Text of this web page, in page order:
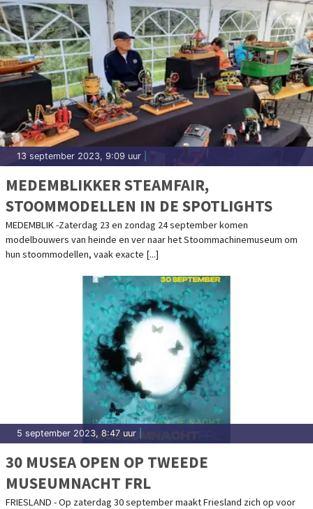
13 september 2023, 9:09 uur
MEDEMBLIKKER STEAMFAIR,
STOOMMODELLEN IN DE SPOTLIGHTS
MEDEMBLIK -Zaterdag 23 en zondag 24 september komen
modelbouwers van heinde en ver naar het Stoommachinemuseum om
hun stoommodellen, vaak exacte [...]
5 september 2023, 8:47 uur
30 MUSEA OPEN OP TWEEDE
MUSEUMNACHT FRL
FRIESLAND - Op zaterdag 30 september maakt Friesland zich op voor